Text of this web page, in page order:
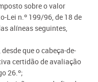
sobre o valor
Lei n.º 199/96, de 18 de
alíneas seguintes,
que o cabeça-de-
certidão de avaliação
26.º;